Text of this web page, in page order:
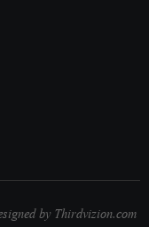
by Thirdvizion.com